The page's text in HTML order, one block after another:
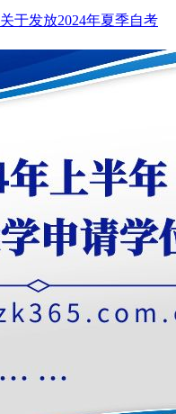
关于发放2024年夏季自考